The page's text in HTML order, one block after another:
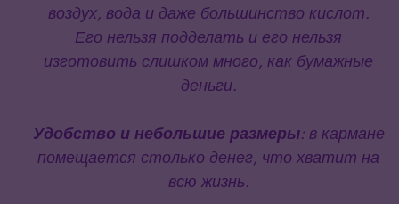
воздух, вода и даже большинство кислот.
Его нельзя подделать и его нельзя
изготовить слишком много, как бумажные
деньги.
Удобство и небольшие размеры: в кармане
помещается столько денег, что хватит на
всю жизнь.